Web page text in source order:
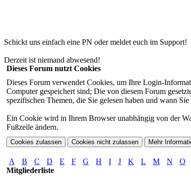
Schickt uns einfach eine PN oder meldet euch im Support!
Derzeit ist niemand abwesend!
Dieses Forum nutzt Cookies
Dieses Forum verwendet Cookies, um Ihre Login-
Computer gespeichert sind; Die von diesem Forum
spezifischen Themen, die Sie gelesen haben und wann
Ein Cookie wird in Ihrem Browser unabhängig von der
Fußzeile ändern.
A B C D E F G H I J K L M N O
Mitgliederliste